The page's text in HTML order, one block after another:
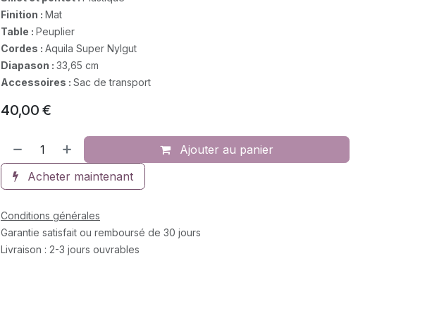
Finition : Mat
Table : Peuplier
Cordes : Aquila Super Nylgut
Diapason : 33,65 cm
Accessoires : Sac de transport
40,00 €
Ajouter au panier
Acheter maintenant
Conditions générales
Garantie satisfait ou remboursé de 30 jours
Livraison : 2-3 jours ouvrables